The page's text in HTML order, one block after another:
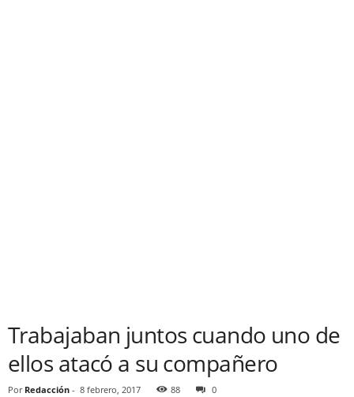
Trabajaban juntos cuando uno de
ellos atacó a su compañero
Por Redacción - 8 febrero, 2017 88 0